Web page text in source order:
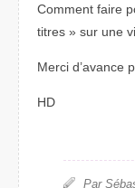
Comment faire
titres » sur une
Merci d’avance
HD
Par